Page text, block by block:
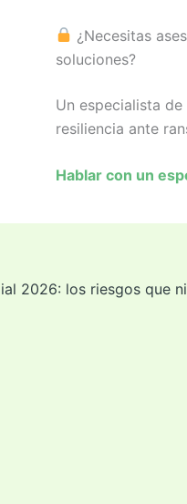
¿Necesitas
soluciones?
Un especialista
resiliencia ante
Hablar con un